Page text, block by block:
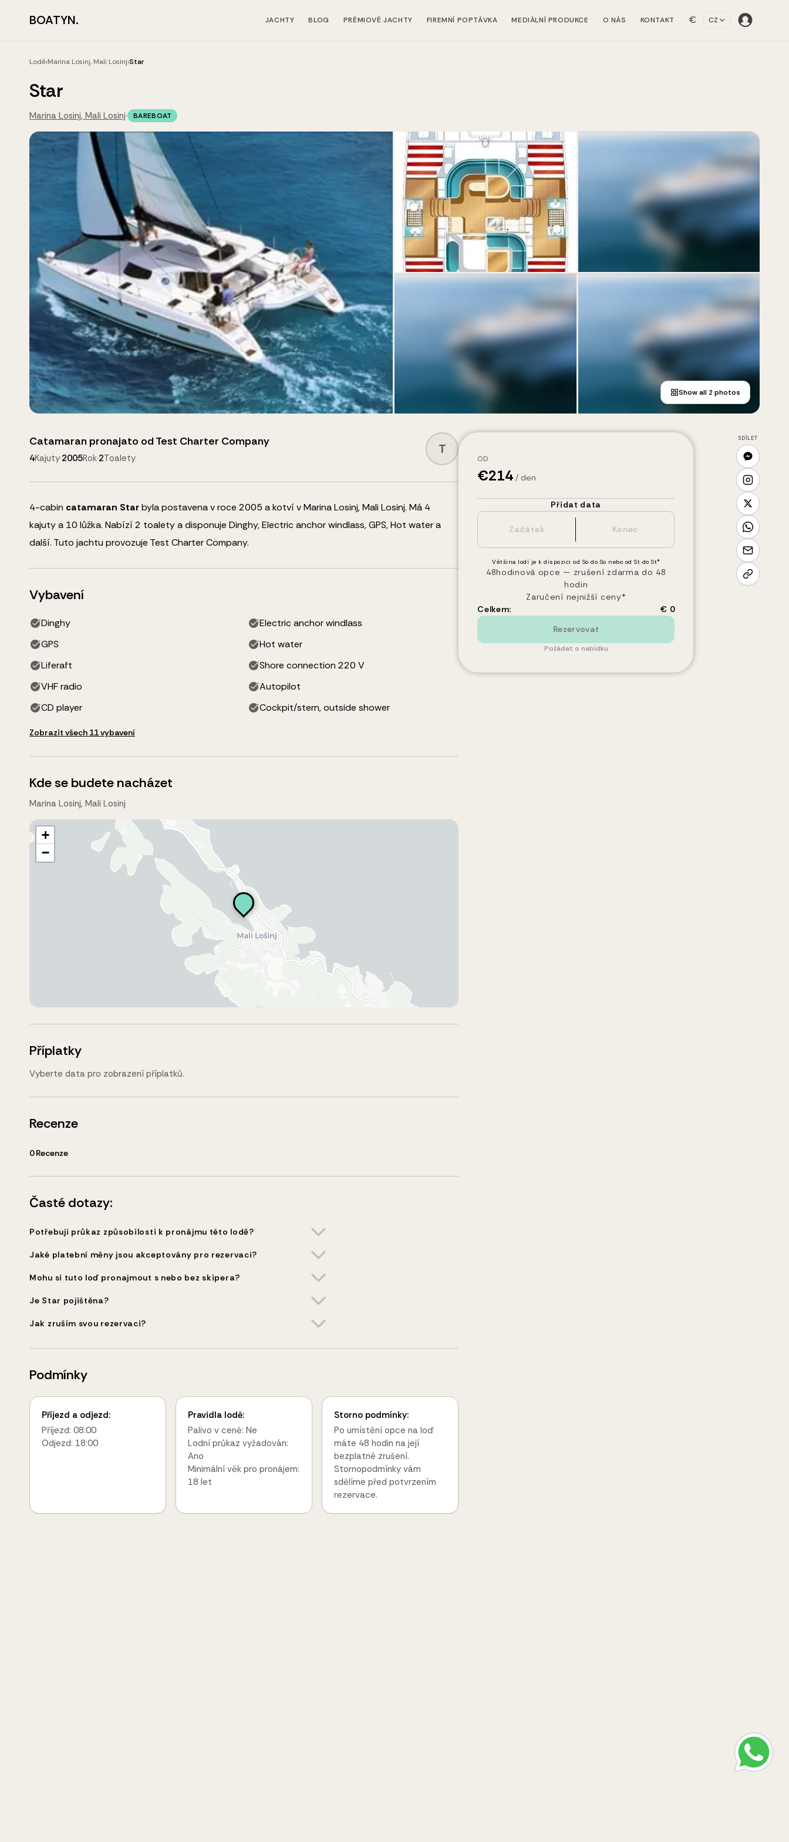
BOATYN. JACHTY BLOG PRÉMIOVÉ JACHTY FIREMNÍ POPTÁVKA MEDIÁLNÍ PRODUKCE O NÁS KONTAKT € CZ
Lodě›Marina Losinj, Mali Losinj›Star
Star
Marina Losinj, Mali Losinj· BAREBOAT
Show all 2photos
Catamaran pronajato od Test Charter Company
4Kajuty·2005Rok·2Toalety
T
4-cabin catamaran Starbyla postavena v roce 2005 a kotví v Marina Losinj, Mali Losinj. Má 4
kajuty a 10 lůžka. Nabízí 2 toalety a disponuje Dinghy, Electric anchor windlass, GPS, Hot watera
další. Tuto jachtu provozuje Test Charter Company.
Vybavení
Dinghy
Electric anchor windlass
GPS
Hot water
Liferaft
Shore connection 220 V
VHF radio
Autopilot
CD player
Cockpit/stern, outside shower
Zobrazit všech 11 vybavení
Kde se budete nacházet
Marina Losinj, Mali Losinj
+
−
Příplatky
Vyberte data pro zobrazení příplatků.
Recenze
0 Recenze
Časté dotazy:
Potřebuji průkaz způsobilosti k pronájmu této lodě?
Jaké platební měny jsou akceptovány pro rezervaci?
Mohu si tuto loď pronajmout s nebo bez skipera?
Je Star pojištěna?
Jak zruším svou rezervaci?
Podmínky
Příjezd a odjezd:
Příjezd: 08:00
Odjezd: 18:00
Pravidla lodě:
Palivo v ceně: Ne
Lodní průkaz vyžadován:
Ano
Minimální věk pro pronájem:
18 let
Storno podmínky:
Po umístění opce na loď
máte 48 hodin na její
bezplatné zrušení.
Stornopodmínky vám
sdělíme před potvrzením
rezervace.
OD
€214 / den
Přidat data
Většina lodí je k dispozici od So do So nebo od St do St*
48hodinová opce — zrušení zdarma do 48
hodin
Zaručení nejnižší ceny*
Celkem:
€ 0
Rezervovat
Požádat o nabídku
SDÍLET